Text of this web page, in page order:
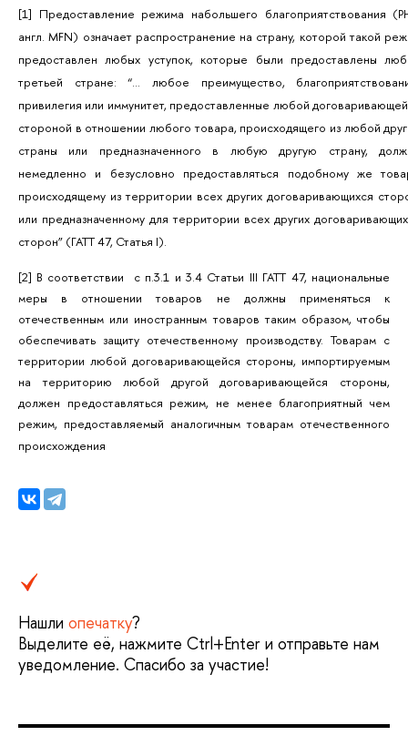
[1] Предоставление режима набольшего благоприятствования
англ. MFN) означает распространение на страну, которой такой
предоставлен любых уступок, которые были предоставлены
третьей стране: “... любое преимущество,
привилегия или иммунитет, предоставленные любой
стороной в отношении любого товара, происходящего из любой
страны или предназначенного в любую другую страну,
немедленно и безусловно предоставляться подобному же
происходящему из территории всех других договаривающихся
или предназначенному для территории всех других
сторон” (ГАТТ 47, Статья I).
[2] В соответствии с п.3.1 и 3.4 Статьи III ГАТТ 47, национальные
меры в отношении товаров не должны применяться к
отечественным или иностранным товаров таким образом, чтобы
обеспечивать защиту отечественному производству. Товарам с
территории любой договаривающейся стороны, импортируемым
на территорию любой другой договаривающейся стороны,
должен предоставляться режим, не менее благоприятный чем
режим, предоставляемый аналогичным товарам отечественного
происхождения
Нашли опечатку?
Выделите её, нажмите Ctrl+Enter и отправьте нам
уведомление. Спасибо за участие!